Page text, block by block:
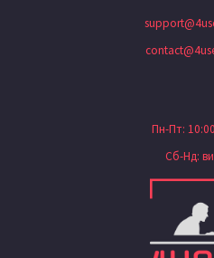
Пн-Пт:
Сб-Нд: